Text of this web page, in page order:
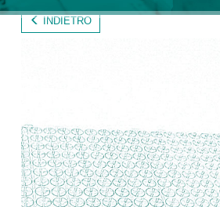
INDIETRO